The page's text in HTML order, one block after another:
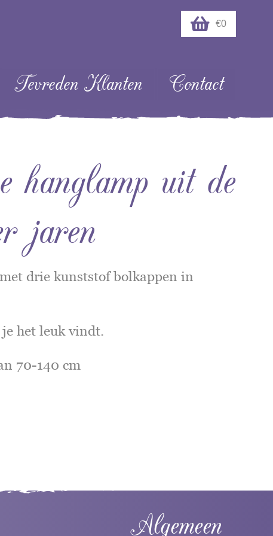
€0
Tevreden Klanten Contact
uit de
jaren
drie kunststof bolkappen in
het leuk vindt.
70-140 cm
Algemeen